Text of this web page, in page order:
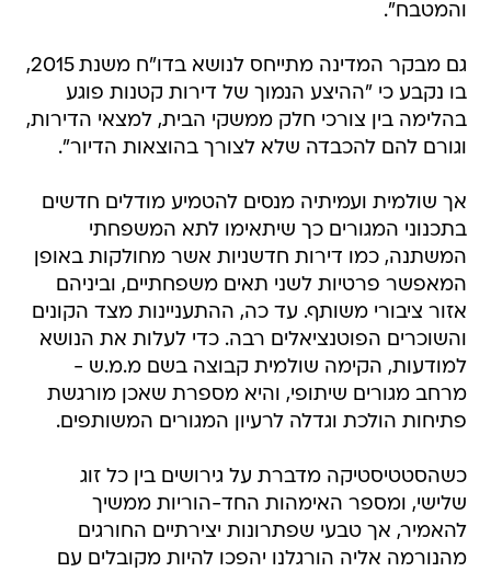
והמטבח".
גם מבקר המדינה מתייחס לנושא בדו"ח משנת 2015,
בו נקבע כי "ההיצע הנמוך של דירות קטנות פוגע
בהלימה בין צורכי חלק ממשקי הבית, למצאי הדירות,
וגורם להם להכבדה שלא לצורך בהוצאות הדיור".
אך שולמית ועמיתיה מנסים להטמיע מודלים חדשים
בתכנוני המגורים כך שיתאימו לתא המשפחתי
המשתנה, כמו דירות חדשניות אשר מחולקות באופן
המאפשר פרטיות לשני תאים משפחתיים, וביניהם
אזור ציבורי משותף. עד כה, ההתעניינות מצד הקונים
והשוכרים הפוטנציאלים רבה. כדי לעלות את הנושא
למודעות, הקימה שולמית קבוצה בשם מ.מ.ש -
מרחב מגורים שיתופי, והיא מספרת שאכן מורגשת
פתיחות הולכת וגדלה לרעיון המגורים המשותפים.
כשהסטטיסטיקה מדברת על גירושים בין כל זוג
שלישי, ומספר האימהות החד-הוריות ממשיך
להאמיר, אך טבעי שפתרונות יצירתיים החורגים
מהנורמה אליה הורגלנו יהפכו להיות מקובלים עם